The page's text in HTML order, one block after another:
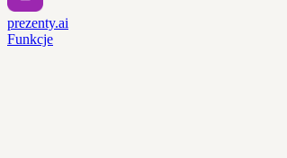
prezenty.ai
Funkcje